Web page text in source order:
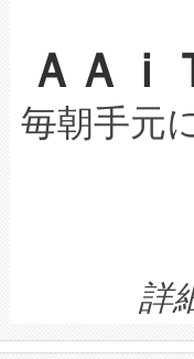
取得でき
設には、
最高経営
す。「当
ームを利
きます。
限を超え
持できる
ービスレ
テリー性
念は、現
ます。
quality
BESS
なレーザ
な環境下
キロメー
LiDAR for
は1535
イズの小
す。ノー
ートル先
ＡＡ
毎朝手元
詳